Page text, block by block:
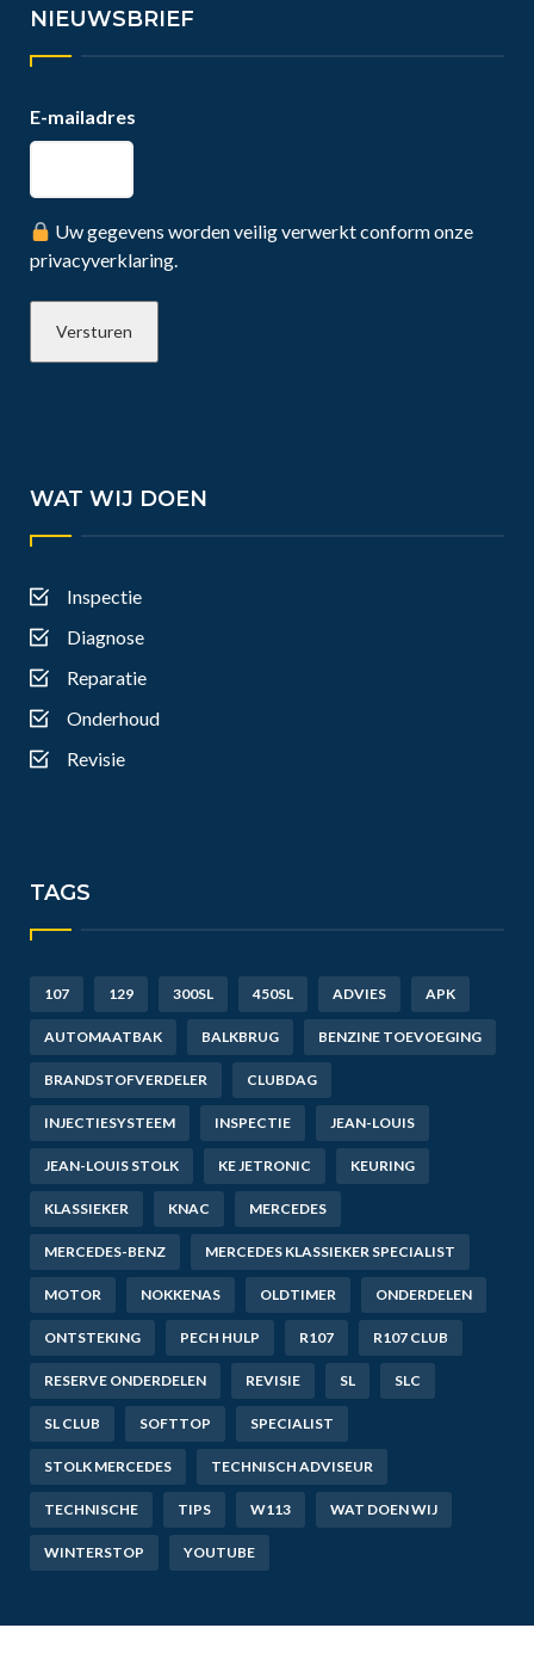
NIEUWSBRIEF
E-mailadres
Uw gegevens worden veilig verwerkt conform onze
privacyverklaring.
WAT WIJ DOEN
Inspectie
Diagnose
Reparatie
Onderhoud
Revisie
TAGS
107 129 300SL 450SL ADVIES APK
AUTOMAATBAK BALKBRUG BENZINE TOEVOEGING
BRANDSTOFVERDELER CLUBDAG
INJECTIESYSTEEM INSPECTIE JEAN-LOUIS
JEAN-LOUIS STOLK KE JETRONIC KEURING
KLASSIEKER KNAC MERCEDES
MERCEDES-BENZ MERCEDES KLASSIEKER SPECIALIST
MOTOR NOKKENAS OLDTIMER ONDERDELEN
ONTSTEKING PECH HULP R107 R107 CLUB
RESERVE ONDERDELEN REVISIE SL SLC
SL CLUB SOFTTOP SPECIALIST
STOLK MERCEDES TECHNISCH ADVISEUR
TECHNISCHE TIPS W113 WAT DOEN WIJ
WINTERSTOP YOUTUBE